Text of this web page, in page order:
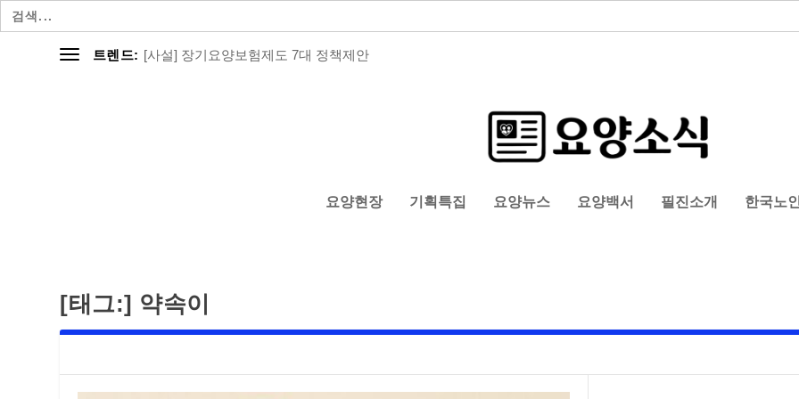
검
색:
트렌드: [사설] 장기요양보험제도 7대 정책제안
요양현장 기획특집 요양뉴스 요양백서 필진소개 한국노
[태그:] 약속이